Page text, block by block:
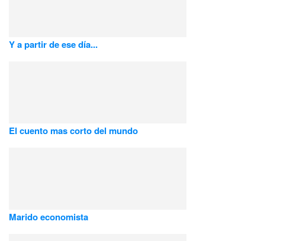
Y a partir de ese día...
El cuento mas corto del mundo
Marido economista